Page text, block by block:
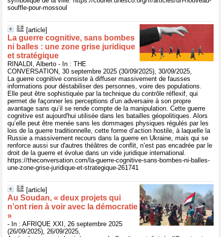
souffle-pour-mossoul
[article]
La guerre cognitive, sans bombes
ni balles : une zone grise juridique
et stratégique
RINALDI, Alberto - In : THE
CONVERSATION, 30 septembre 2025 (30/09/2025), 30/09/2025,
La guerre cognitive consiste à diffuser massivement de fausses
informations pour déstabiliser des personnes, voire des populations.
Elle peut être sophistiquée par la technique du contrôle réflexif, qui
permet de façonner les perceptions d’un adversaire à son propre
avantage sans qu’il se rende compte de la manipulation. Cette guerre
cognitive est aujourd'hui utilisée dans les batailles géopolitiques. Alors
qu’elle peut être menée sans les dommages physiques régulés par les
lois de la guerre traditionnelle, cette forme d’action hostile, à laquelle la
Russie a massivement recours dans la guerre en Ukraine, mais qui se
renforce aussi sur d'autres théâtres de conflit, n’est pas encadrée par le
droit de la guerre et évolue dans un vide juridique international.
https://theconversation.com/la-guerre-cognitive-sans-bombes-ni-balles-
une-zone-grise-juridique-et-strategique-261741
[article]
Au Soudan, « deux projets qui
n’ont rien à voir avec la démocratie
»
- In : AFRIQUE XXI, 26 septembre 2025
(26/09/2025), 26/09/2025,